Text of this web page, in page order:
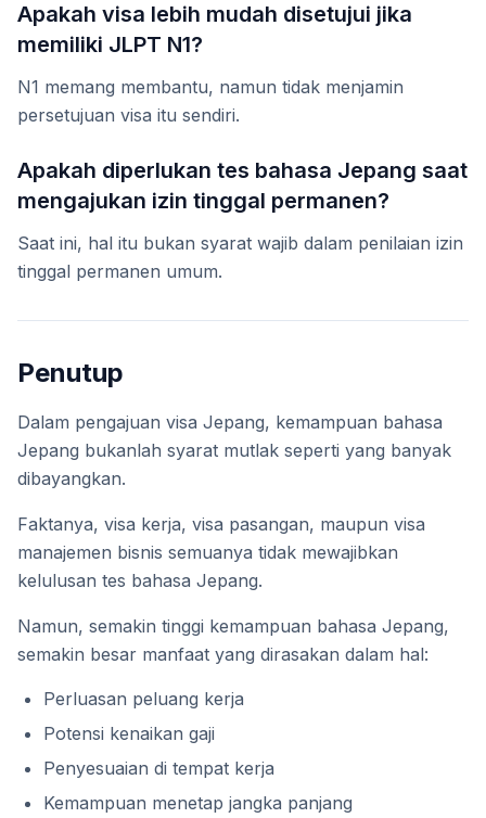
Apakah visa lebih mudah disetujui jika
memiliki JLPT N1?
N1 memang membantu, namun tidak menjamin
persetujuan visa itu sendiri.
Apakah diperlukan tes bahasa Jepang saat
mengajukan izin tinggal permanen?
Saat ini, hal itu bukan syarat wajib dalam penilaian izin
tinggal permanen umum.
Penutup
Dalam pengajuan visa Jepang, kemampuan bahasa
Jepang bukanlah syarat mutlak seperti yang banyak
dibayangkan.
Faktanya, visa kerja, visa pasangan, maupun visa
manajemen bisnis semuanya tidak mewajibkan
kelulusan tes bahasa Jepang.
Namun, semakin tinggi kemampuan bahasa Jepang,
semakin besar manfaat yang dirasakan dalam hal:
Perluasan peluang kerja
Potensi kenaikan gaji
Penyesuaian di tempat kerja
Kemampuan menetap jangka panjang